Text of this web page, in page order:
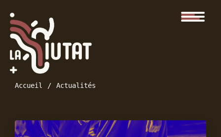
Accueil Actualités